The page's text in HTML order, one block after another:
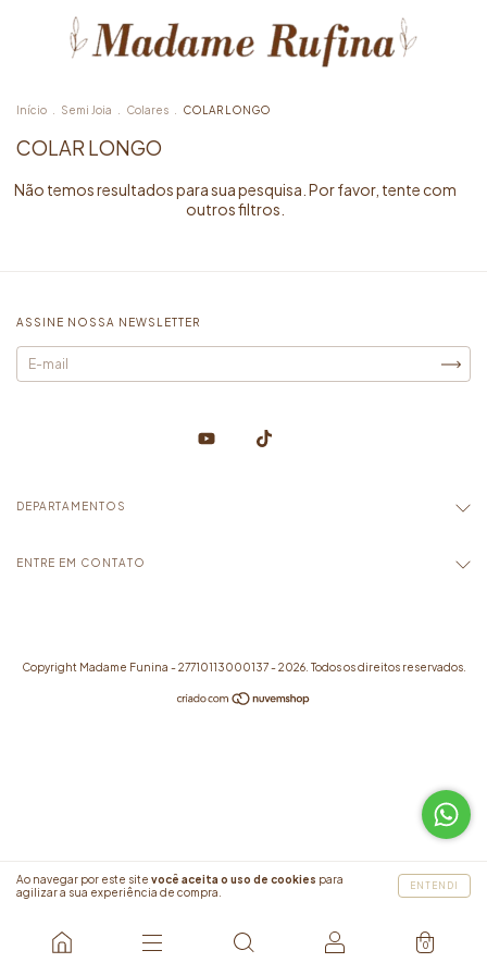
Ao navegar por este site você aceita o uso de cookies para
agilizar a sua experiência de compra.
ENTENDI
0
Início Semi Joia Colares COLAR LONGO
COLAR LONGO
Não temos resultados para sua pesquisa. Por favor, tente com
outros filtros.
ASSINE NOSSA NEWSLETTER
DEPARTAMENTOS
ENTRE EM CONTATO
Copyright Madame Funina - 27710113000137 - 2026. Todos os direitos reservados.